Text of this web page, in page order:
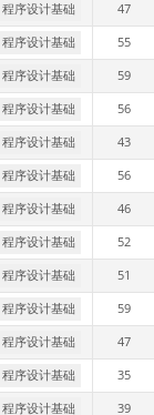
程序设计基础 47
程序设计基础 55
程序设计基础 59
程序设计基础 56
程序设计基础 43
程序设计基础 56
程序设计基础 46
程序设计基础 52
程序设计基础 51
程序设计基础 59
程序设计基础 47
程序设计基础 35
程序设计基础 39